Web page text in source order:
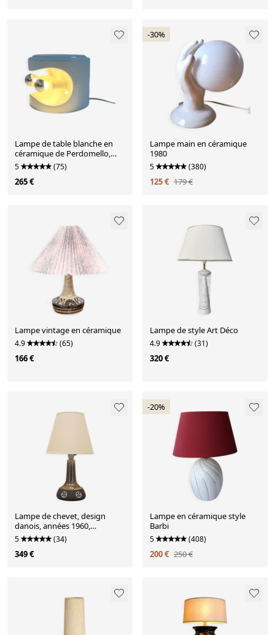
Lampe de table blanche en
céramique de Perdomello,
1970
5 (75)
265 €
-30%
Lampe main en céramique
1980
5 (380)
125 € 179 €
Lampe vintage en céramique
4.9 (65)
166 €
Lampe de style Art Déco
4.9 (31)
320 €
Lampe de chevet, design
danois, années 1960,
production : Frank Keramik
5 (34)
349 €
-20%
Lampe en céramique style
Barbi
5 (408)
200 € 250 €